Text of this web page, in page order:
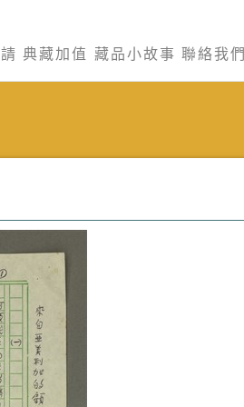
典藏加值 藏品小故事 聯絡我們